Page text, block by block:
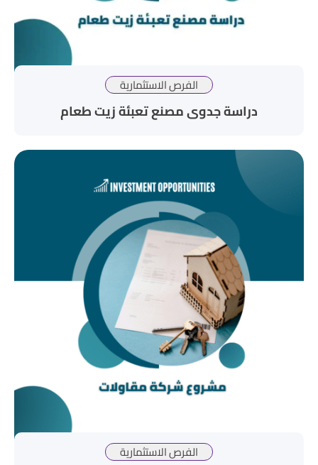
الفرص الاستثمارية
دراسة جدوى مصنع تعبئة زيت طعام
الفرص الاستثمارية